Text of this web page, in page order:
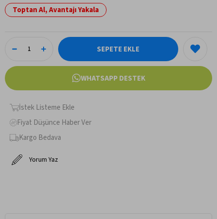
Toptan Al, Avantajı Yakala
WHATSAPP DESTEK
İstek Listeme Ekle
Fiyat Düşünce Haber Ver
Kargo Bedava
Yorum Yaz